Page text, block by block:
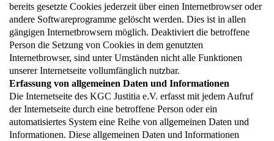
bereits gesetzte Cookies jederzeit über einen Internetbrowser oder
andere Softwareprogramme gelöscht werden. Dies ist in allen
gängigen Internetbrowsern möglich. Deaktiviert die betroffene
Person die Setzung von Cookies in dem genutzten
Internetbrowser, sind unter Umständen nicht alle Funktionen
unserer Internetseite vollumfänglich nutzbar.
Erfassung von allgemeinen Daten und Informationen
Die Internetseite des KGC Justitia e.V. erfasst mit jedem Aufruf
der Internetseite durch eine betroffene Person oder ein
automatisiertes System eine Reihe von allgemeinen Daten und
Informationen. Diese allgemeinen Daten und Informationen